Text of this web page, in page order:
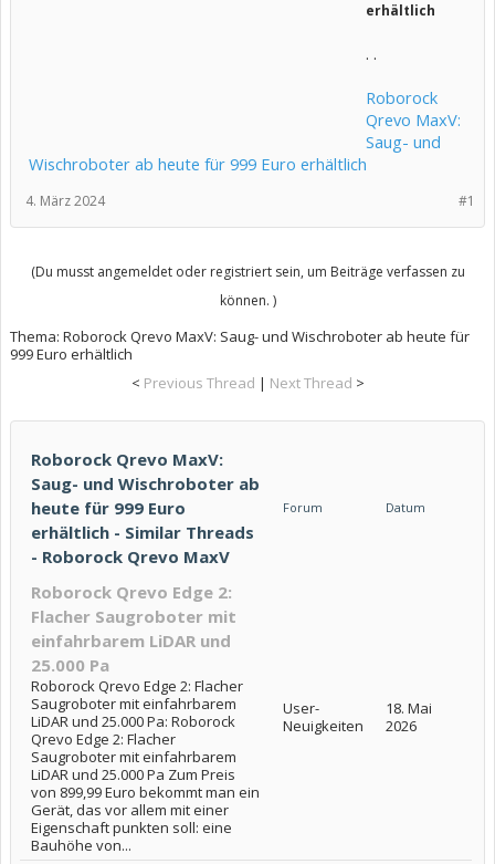
erhältlich
. .
Roborock
Qrevo MaxV:
Saug- und
Wischroboter ab heute für 999 Euro erhältlich
#1
4. März 2024
(Du musst angemeldet oder registriert sein, um Beiträge verfassen zu
können. )
Thema: Roborock Qrevo MaxV: Saug- und Wischroboter ab heute für
999 Euro erhältlich
< Previous Thread | Next Thread >
Roborock Qrevo MaxV:
Saug- und Wischroboter ab
heute für 999 Euro
erhältlich - Similar Threads
- Roborock Qrevo MaxV
Forum Datum
Roborock Qrevo Edge 2:
Flacher Saugroboter mit
einfahrbarem LiDAR und
25.000 Pa
Roborock Qrevo Edge 2: Flacher
Saugroboter mit einfahrbarem
LiDAR und 25.000 Pa: Roborock
Qrevo Edge 2: Flacher
Saugroboter mit einfahrbarem
LiDAR und 25.000 Pa Zum Preis
von 899,99 Euro bekommt man ein
Gerät, das vor allem mit einer
Eigenschaft punkten soll: eine
Bauhöhe von...
User-
Neuigkeiten
18. Mai
2026